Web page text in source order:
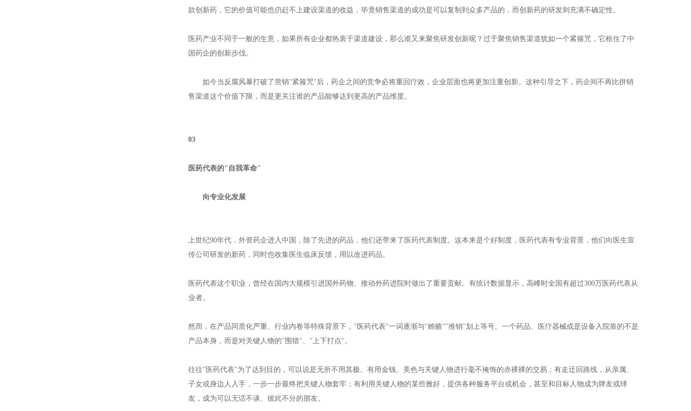
款创新药，它的价值可能也仍赶不上建设渠道的收益，毕竟销售渠道的成功是可以复制到众多产品的，而创新药的研发则充满不确定性。
医药产业不同于一般的生意，如果所有企业都热衷于渠道建设，那么谁又来聚焦研发创新呢？过于聚焦销售渠道犹如一个紧箍咒，它框住了中
国药企的创新步伐。
如今当反腐风暴打破了营销"紧箍咒"后，药企之间的竞争必将重回疗效，企业层面也将更加注重创新。这种引导之下，药企间不再比拼销
售渠道这个价值下限，而是更关注谁的产品能够达到更高的产品维度。
03
医药代表的"自我革命"
向专业化发展
上世纪90年代，外资药企进入中国，除了先进的药品，他们还带来了医药代表制度。这本来是个好制度，医药代表有专业背景，他们向医生宣
传公司研发的新药，同时也收集医生临床反馈，用以改进药品。
医药代表这个职业，曾经在国内大规模引进国外药物、推动外药进院时做出了重要贡献。有统计数据显示，高峰时全国有超过300万医药代表从
业者。
然而，在产品同质化严重、行业内卷等特殊背景下，"医药代表"一词逐渐与"贿赂""推销"划上等号。一个药品、医疗器械或是设备入院靠的不是
产品本身，而是对关键人物的"围猎"、"上下打点"。
往往"医药代表"为了达到目的，可以说是无所不用其极。有用金钱、美色与关键人物进行毫不掩饰的赤裸裸的交易；有走迂回路线，从亲属、
子女或身边人入手，一步一步最终把关键人物套牢；有利用关键人物的某些雅好，提供各种服务平台或机会，甚至和目标人物成为牌友或球
友，成为可以无话不谈、彼此不分的朋友。